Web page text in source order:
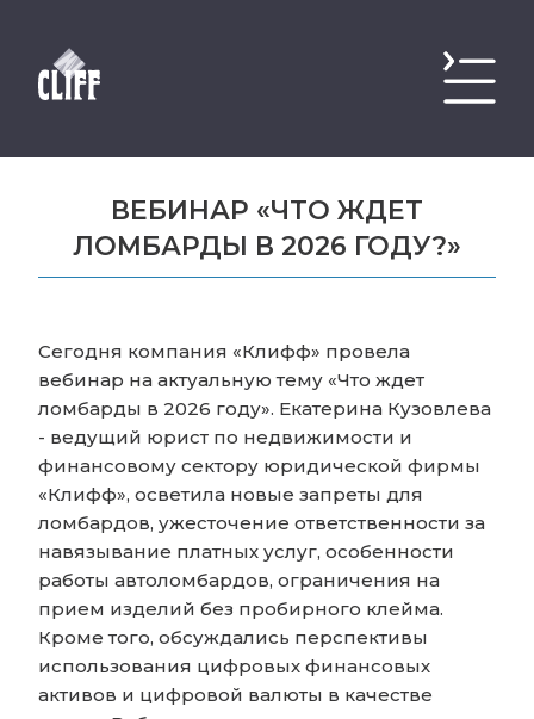
ВЕБИНАР «ЧТО ЖДЕТ
ЛОМБАРДЫ В 2026 ГОДУ?»
Сегодня компания «Клифф» провела
вебинар на актуальную тему «Что ждет
ломбарды в 2026 году». Екатерина Кузовлева
- ведущий юрист по недвижимости и
финансовому сектору юридической фирмы
«Клифф», осветила новые запреты для
ломбардов, ужесточение ответственности за
навязывание платных услуг, особенности
работы автоломбардов, ограничения на
прием изделий без пробирного клейма.
Кроме того, обсуждались перспективы
использования цифровых финансовых
активов и цифровой валюты в качестве